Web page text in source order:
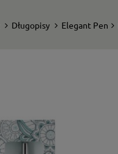
Długopisy Elegant Pen